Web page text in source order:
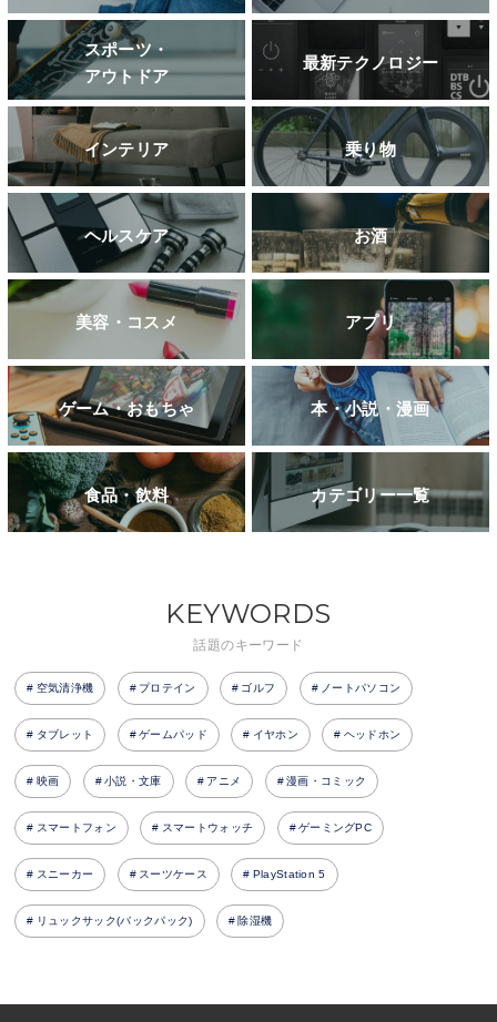
スポーツ・
アウトドア
最新テクノロジー
インテリア 乗り物
ヘルスケア お酒
美容・コスメ アプリ
ゲーム・おもちゃ 本・小説・漫画
食品・飲料 カテゴリー一覧
KEYWORDS
話題のキーワード
空気清浄機 プロテイン ゴルフ ノートパソコン
タブレット ゲームパッド イヤホン ヘッドホン
映画 小説・文庫 アニメ 漫画・コミック
スマートフォン スマートウォッチ ゲーミングPC
スニーカー スーツケース PlayStation 5
リュックサック(バックパック) 除湿機